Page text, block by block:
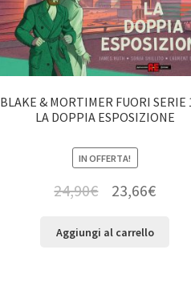
BLAKE & MORTIMER FUORI SERIE
LA DOPPIA ESPOSIZIONE
IN OFFERTA!
24,90€ 23,66€
Aggiungi al carrello